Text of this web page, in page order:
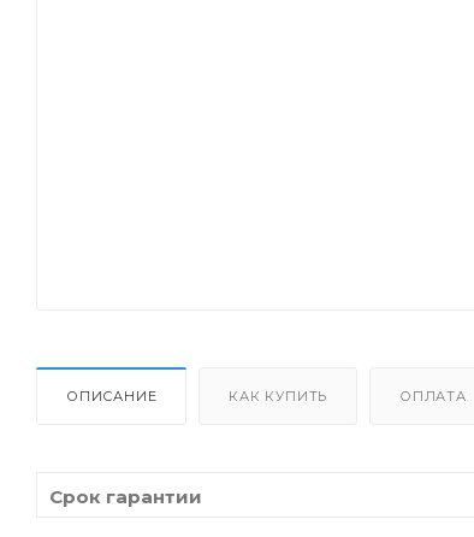
ОПИСАНИЕ КАК КУПИТЬ ОПЛАТА
Срок гарантии